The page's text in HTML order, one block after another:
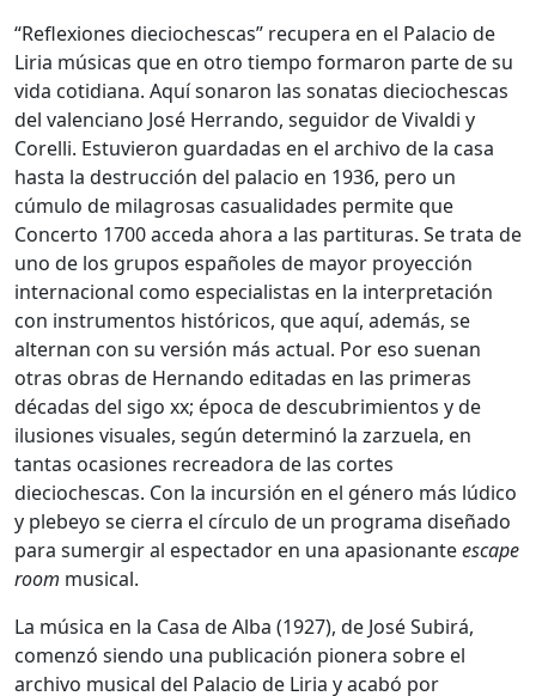
“Reflexiones dieciochescas” recupera en el Palacio de
Liria músicas que en otro tiempo formaron parte de su
vida cotidiana. Aquí sonaron las sonatas dieciochescas
del valenciano José Herrando, seguidor de Vivaldi y
Corelli. Estuvieron guardadas en el archivo de la casa
hasta la destrucción del palacio en 1936, pero un
cúmulo de milagrosas casualidades permite que
Concerto 1700 acceda ahora a las partituras. Se trata de
uno de los grupos españoles de mayor proyección
internacional como especialistas en la interpretación
con instrumentos históricos, que aquí, además, se
alternan con su versión más actual. Por eso suenan
otras obras de Hernando editadas en las primeras
décadas del sigo xx; época de descubrimientos y de
ilusiones visuales, según determinó la zarzuela, en
tantas ocasiones recreadora de las cortes
dieciochescas. Con la incursión en el género más lúdico
y plebeyo se cierra el círculo de un programa diseñado
para sumergir al espectador en una apasionanteescape
room musical.
La música en la Casa de Alba (1927), de José Subirá,
comenzó siendo una publicación pionera sobre el
archivo musical del Palacio de Liria y acabó por